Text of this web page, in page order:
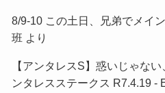
8/9-10 この土日、兄弟でメイ
班 より
【アンタレスS】惑いじゃな
ンタレスステークス R7.4.19 -